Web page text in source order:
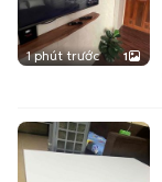
1 phút trước 1